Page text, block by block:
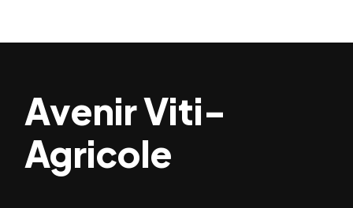
Avenir Viti-
Agricole